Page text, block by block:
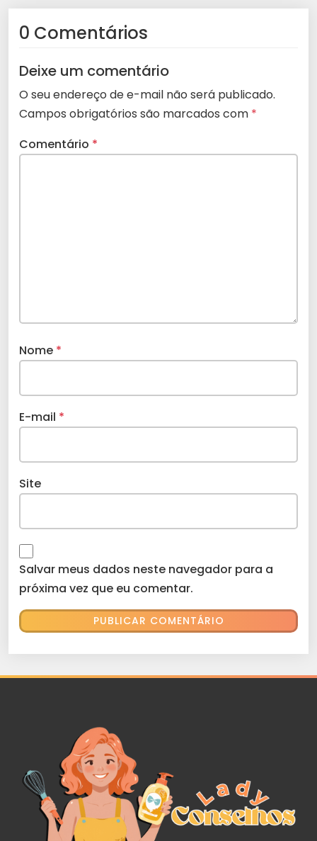
0 Comentários
Deixe um comentário
O seu endereço de e-mail não será publicado.
Campos obrigatórios são marcados com *
Comentário *
Nome *
E-mail *
Site
Salvar meus dados neste navegador para a
próxima vez que eu comentar.